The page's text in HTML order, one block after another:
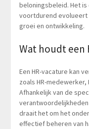
beloningsbeleid. Het
voortdurend
groei en ontwikkeling.
Wat houdt een
Een HR-vacature kan
zoals HR-medewerker,
Afhankelijk van de
draait het om het
effectief beheren van